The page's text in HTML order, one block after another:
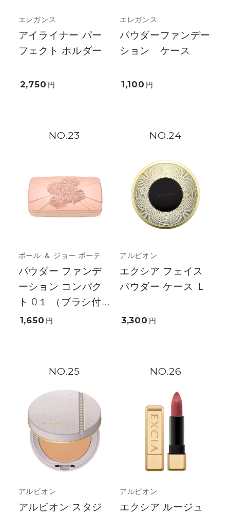
エレガンス
アイライナー パー
フェクト ホルダー
2,750 円
エレガンス
パウダーファンデー
ション ケース
1,100 円
23
ポール ＆ ジョー ボーテ
パウダー ファンデ
ーション コンパク
ト 0１ （ブラシ付...
1,650 円
24
アルビオン
エクシア フェイス
パウダー ケース Ｌ
3,300 円
25
アルビオン
アルビオン スタジ
26
アルビオン
エクシア ルージュ